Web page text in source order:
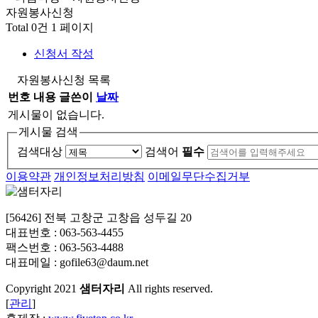
자원봉사신청
Total 0건 1 페이지
신청서 작성
자원봉사신청 목록
번호 내용 글쓴이
날짜
게시물이 없습니다.
게시물 검색
검색대상
검색어 필수
이용약관 개인정보처리방침 이메일무단수집거부
[56426] 전북 고창군 고창읍 성두길 20
대표번호 : 063-563-4455
팩스번호 : 063-563-4488
대표메일 : gofile63@daum.net
Copyright 2021 샘터자리 All rights reserved.
[관리 ]